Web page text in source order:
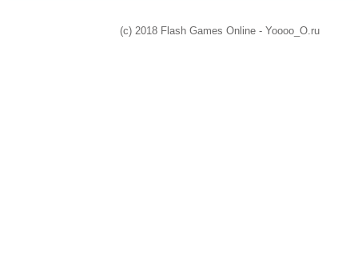
(c) 2018 Flash Games Online - Yoooo_O.ru